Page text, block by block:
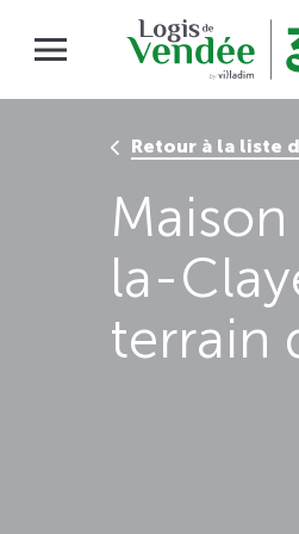
Retour à la liste
la-
terrain